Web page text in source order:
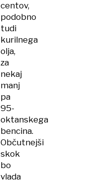
centov,
podobno
tudi
kurilnega
olja,
za
nekaj
manj
pa
95-
oktanskega
bencina.
Občutnejši
skok
bo
vlada